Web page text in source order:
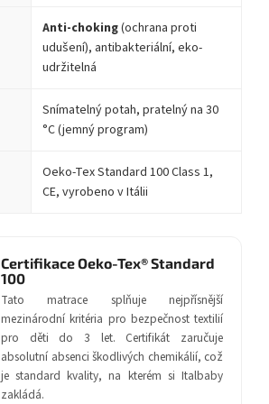
Anti-choking(ochrana proti
udušení), antibakteriální, eko-
udržitelná
Snímatelný potah, pratelný na 30
°C (jemný program)
Oeko-Tex Standard 100 Class 1,
CE, vyrobeno v Itálii
Certifikace Oeko-Tex® Standard
100
Tato matrace splňuje nejpřísnější
mezinárodní kritéria pro bezpečnost textilií
pro děti do 3 let. Certifikát zaručuje
absolutní absenci škodlivých chemikálií, což
je standard kvality, na kterém si Italbaby
zakládá.